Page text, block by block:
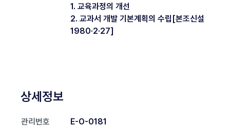
1. 교육과정의 개선
2. 교과서 개발 기본계획의 수립[본조신설
1980·2·27]
상세정보
관리번호
E-O-0181